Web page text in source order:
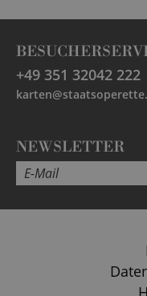
+49 351 32042 222
NEWSLETTER